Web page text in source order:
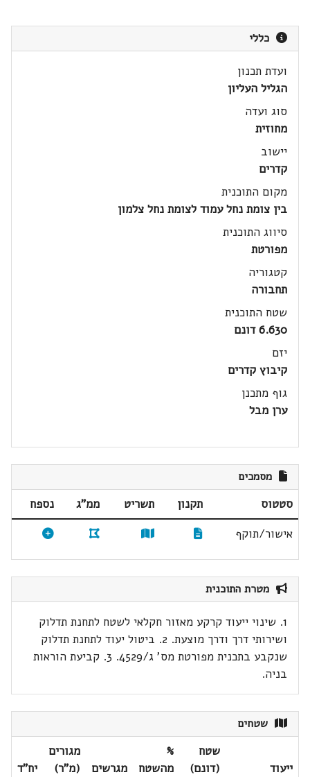
כללי
ועדת תכנון
הגליל העליון
סוג ועדה
מחוזית
יישוב
קדרים
מקום התוכנית
בין צומת נחל עמוד לצומת נחל צלמון
סיווג התוכנית
מפורטת
קטגוריה
תחבורה
שטח התוכנית
6.630 דונם
יזם
קיבוץ קדרים
גוף מתכנן
ערן מבל
מסמכים
סטטוס תקנון תשריט ממ"ג
נספח
אישור/תוקף
מטרת התוכנית
1. שינוי ייעוד קרקע מאזור חקלאי לשטח לתחנת תדלוק
ושירותי דרך ודרך מוצעת. 2. ביטול יעוד לתחנת תדלוק
שנקבע בתכנית מפורטת מס' ג/4529. 3. קביעת הוראות
בניה.
שטחים
ייעוד
שטח
(דונם)
%
מהשטח
מגרשים
מגורים
(מ"ר)
יח"ד